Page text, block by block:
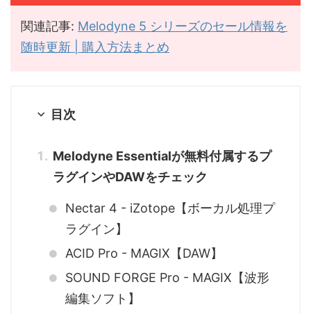
関連記事: Melodyne 5 シリーズのセール情報を
随時更新 | 購入方法まとめ
目次
Melodyne Essentialが無料付属するプ
ラグインやDAWをチェック
Nectar 4 - iZotope【ボーカル処理プ
ラグイン】
ACID Pro - MAGIX【DAW】
SOUND FORGE Pro - MAGIX【波形
編集ソフト】